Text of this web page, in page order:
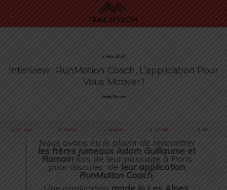
3 Mars 2020
Interview : RunMotion Coach, L’application Pour
Vous Motiver !
Jérémy Besson
Partager Tweeter Épingler E-mail SMS
Nous avons eu le plaisir de rencontrer
les frères jumeaux Adam Guillaume et
Romainlors de leur passage à Paris
pour discuter de leur application
RunMotion Coach.